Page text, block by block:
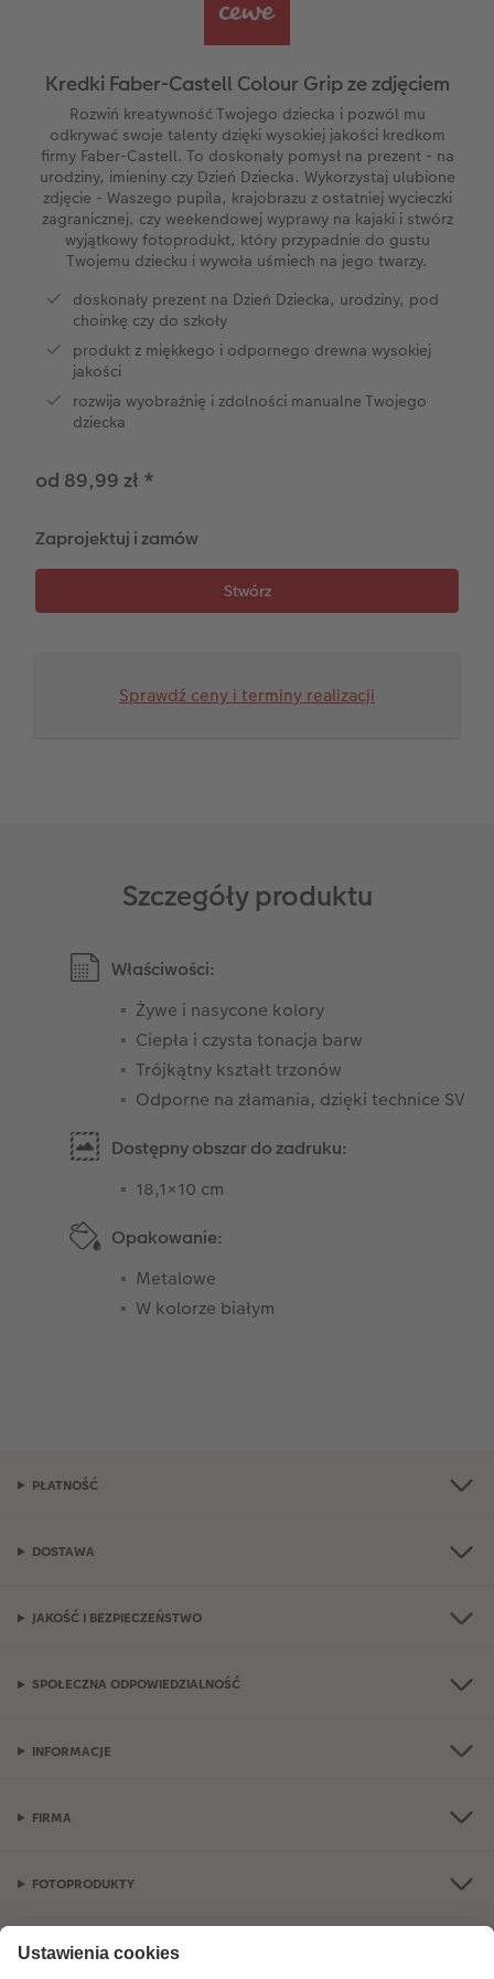
A5* pozioma
Kwadratowa XL
Przykłady klientów
Dodatki do fotoksiążki
Zdjęcia mini
Plakat PREMIUM
Pudełko ze zdjęciami
Fotozestawy
Dodatki do zdjęć
Dodatki do kalendarzy
Artykuły szkolne
Etui ze zdjęciem
CEWE myPhotos
Dla miłośników zwierząt
Tablica powitalna
Fotoobraz na drewnie
Gallery Print
Fotopanel
Fotoobraz wieloczęściowy
Kolaż zdjęć
Dodatki do fotoplakatów
Kredki Faber-Castell Colour Grip ze zdjęciem
Rozwiń kreatywność Twojego dziecka i pozwól mu
odkrywać swoje talenty dzięki wysokiej jakości kredkom
firmy Faber-Castell. To doskonały pomysł na prezent - na
urodziny, imieniny czy Dzień Dziecka. Wykorzystaj ulubione
zdjęcie - Waszego pupila, krajobrazu z ostatniej wycieczki
zagranicznej, czy weekendowej wyprawy na kajaki i stwórz
wyjątkowy fotoprodukt, który przypadnie do gustu
Twojemu dziecku i wywoła uśmiech na jego twarzy.
doskonały prezent na Dzień Dziecka, urodziny, pod
choinkę czy do szkoły
produkt z miękkego i odpornego drewna wysokiej
jakości
rozwija wyobraźnię i zdolności manualne Twojego
dziecka
od 89,99 zł *
Zaprojektuj i zamów
Sprawdź ceny i terminy realizacji
Szczegóły produktu
Właściwości:
Żywe i nasycone kolory
Ciepła i czysta tonacja barw
Trójkątny kształt trzonów
Odporne na złamania, dzięki technice SV
Dostępny obszar do zadruku:
18,1×10 cm
Opakowanie:
Metalowe
W kolorze białym
PŁATNOŚĆ
DOSTAWA
JAKOŚĆ I BEZPIECZEŃSTWO
SPOŁECZNA ODPOWIEDZIALNOŚĆ
INFORMACJE
FIRMA
FOTOPRODUKTY
OKAZJE I FOTOPREZENTY